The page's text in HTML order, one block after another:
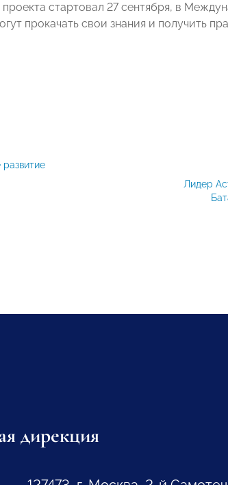
стартовал 27 сентября, в
прокачать свои знания и получить
Лидер
развитие
дирекция